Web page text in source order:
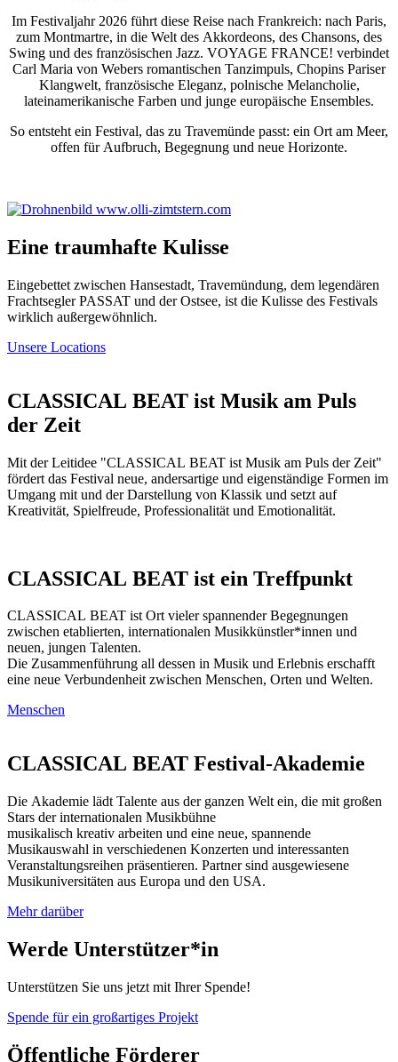
Im Festivaljahr 2026 führt diese Reise nach Frankreich: nach Paris,
zum Montmartre, in die Welt des Akkordeons, des Chansons, des
Swing und des französischen Jazz. VOYAGE FRANCE! verbindet
Carl Maria von Webers romantischen Tanzimpuls, Chopins Pariser
Klangwelt, französische Eleganz, polnische Melancholie,
lateinamerikanische Farben und junge europäische Ensembles.
So entsteht ein Festival, das zu Travemünde passt: ein Ort am Meer,
offen für Aufbruch, Begegnung und neue Horizonte.
Eine traumhafte Kulisse
Eingebettet zwischen Hansestadt, Travemündung, dem legendären
Frachtsegler PASSAT und der Ostsee, ist die Kulisse des Festivals
wirklich außergewöhnlich.
Unsere Locations
CLASSICAL BEAT ist Musik am Puls
der Zeit
Mit der Leitidee "CLASSICAL BEAT ist Musik am Puls der Zeit"
fördert das Festival neue, andersartige und eigenständige Formen im
Umgang mit und der Darstellung von Klassik und setzt auf
Kreativität, Spielfreude, Professionalität und Emotionalität.
CLASSICAL BEAT ist ein Treffpunkt
CLASSICAL BEAT ist Ort vieler spannender Begegnungen
zwischen etablierten, internationalen Musikkünstler*innen und
neuen, jungen Talenten.
Die Zusammenführung all dessen in Musik und Erlebnis erschafft
eine neue Verbundenheit zwischen Menschen, Orten und Welten.
Menschen
CLASSICAL BEAT Festival-Akademie
Die Akademie lädt Talente aus der ganzen Welt ein, die mit großen
Stars der internationalen Musikbühne
musikalisch kreativ arbeiten und eine neue, spannende
Musikauswahl in verschiedenen Konzerten und interessanten
Veranstaltungsreihen präsentieren. Partner sind ausgewiesene
Musikuniversitäten aus Europa und den USA.
Mehr darüber
Werde Unterstützer*in
Unterstützen Sie uns jetzt mit Ihrer Spende!
Spende für ein großartiges Projekt
Öffentliche Förderer